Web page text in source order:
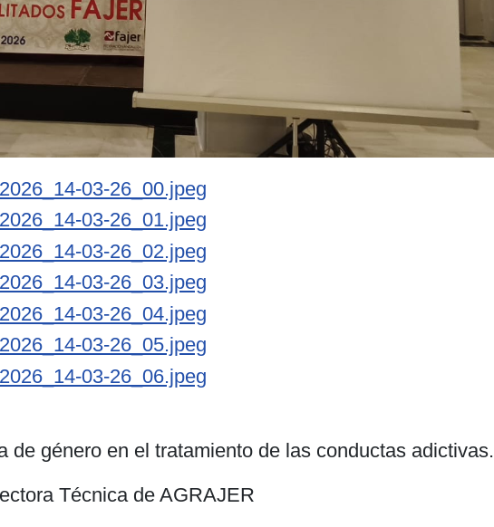
de género en el tratamiento de las conductas adictivas.
Técnica de AGRAJER